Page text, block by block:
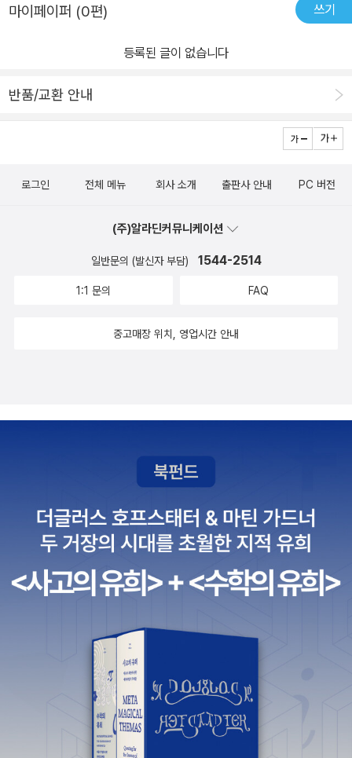
마이페이퍼 (0편) 쓰기
등록된 글이 없습니다
반품/교환 안내
로그인 전체 메뉴 회사 소개 출판사 안내 PC 버전
(주)알라딘커뮤니케이션
일반문의 (발신자 부담) 1544-2514
1:1 문의 FAQ
중고매장 위치, 영업시간 안내